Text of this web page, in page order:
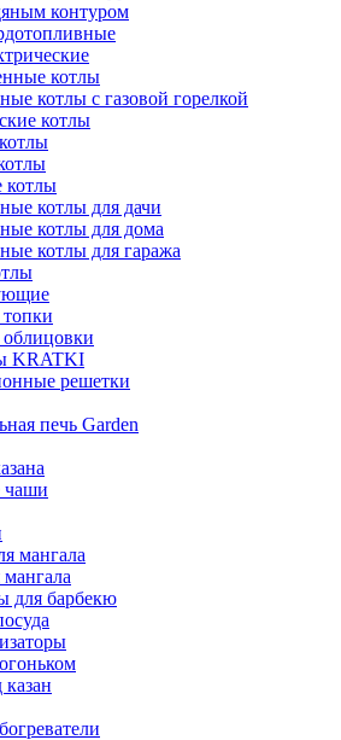
контуром
котлы
котлы с газовой горелкой
котлы
котлы
котлы для дачи
котлы для дома
котлы для гаража
KRATKI
решетки
печь Garden
чаши
мангала
для барбекю